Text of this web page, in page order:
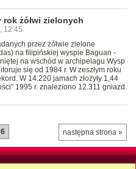
rok żółwi zielonych
12:45
przez żółwie zielone
na filipińskiej wyspie Baguan -
na wschód w archipelagu Wysp
się od 1984 r. W zeszłym roku
W 14.220 jamach złożyły 1,44
1995 r. znaleziono 12.311 gniazd.
następna strona »
6